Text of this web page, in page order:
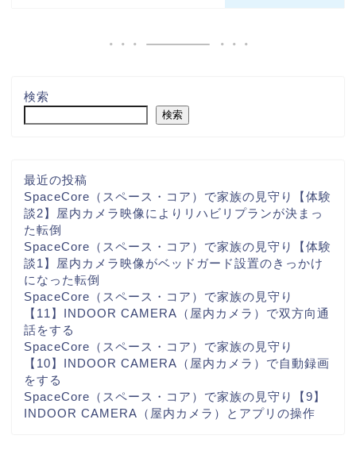
検索
検索
最近の投稿
SpaceCore（スペース・コア）で家族の見守り【体験
談2】屋内カメラ映像によりリハビリプランが決まっ
た転倒
SpaceCore（スペース・コア）で家族の見守り【体験
談1】屋内カメラ映像がベッドガード設置のきっかけ
になった転倒
SpaceCore（スペース・コア）で家族の見守り
【11】INDOOR CAMERA（屋内カメラ）で双方向通
話をする
SpaceCore（スペース・コア）で家族の見守り
【10】INDOOR CAMERA（屋内カメラ）で自動録画
をする
SpaceCore（スペース・コア）で家族の見守り【9】
INDOOR CAMERA（屋内カメラ）とアプリの操作